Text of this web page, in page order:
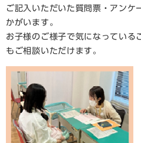
ご記入いただいた質問票・アンケ
かがいます。
お子様のご様子で気になっている
もご相談いただけます。